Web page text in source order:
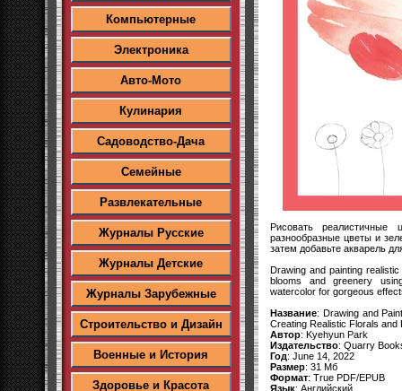
Компьютерные
Электроника
Авто-Мото
Кулинария
Садоводство-Дача
Семейные
Развлекательные
Журналы Русские
Журналы Детские
Журналы Зарубежные
Строительство и Дизайн
Военные и История
Здоровье и Красота
Рисовать реалистичные
разнообразные цветы и
затем добавьте акварель
Drawing and painting
blooms and greenery
watercolor for gorgeous
Название: Drawing and
Creating Realistic Florals and
Автор: Kyehyun Park
Издательство: Quarry
Год: June 14, 2022
Размер: 31 Мб
Формат: True PDF/EPUB
Язык: Английский